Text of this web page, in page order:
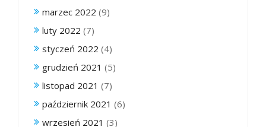
marzec 2022 (9)
luty 2022 (7)
styczeń 2022 (4)
grudzień 2021 (5)
listopad 2021 (7)
październik 2021 (6)
wrzesień 2021 (3)